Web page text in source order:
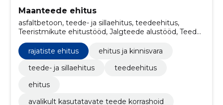
Maanteede ehitus
asfaltbetoon, teede- ja sillaehitus, teedeehitus,
Teeristmikute ehitustööd, Jalgteede alustööd, Teede
liikluskorraldusseadmed, Kiir- ja maanteede ehitus-,
rajamis- ja pindamistööd, Teeehitustööd, Teetööd,
Maanteede, teede, tänavate ja jalgradade alustööd
rajatiste ehitus
ehitus ja kinnisvara
teede- ja sillaehitus
teedeehitus
ehitus
avalikult kasutatavate teede korrashoid